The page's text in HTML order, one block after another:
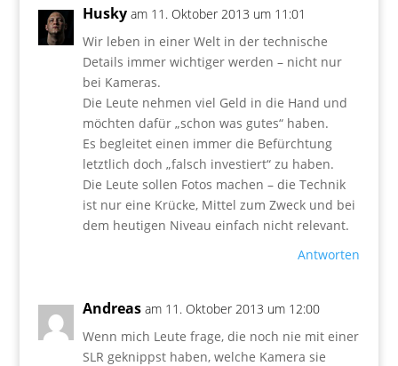
Husky am 11. Oktober 2013 um 11:01
Wir leben in einer Welt in der technische
Details immer wichtiger werden – nicht nur
bei Kameras.
Die Leute nehmen viel Geld in die Hand und
möchten dafür „schon was gutes“ haben.
Es begleitet einen immer die Befürchtung
letztlich doch „falsch investiert“ zu haben.
Die Leute sollen Fotos machen – die Technik
ist nur eine Krücke, Mittel zum Zweck und bei
dem heutigen Niveau einfach nicht relevant.
Antworten
Andreas am 11. Oktober 2013 um 12:00
Wenn mich Leute frage, die noch nie mit einer
SLR geknippst haben, welche Kamera sie